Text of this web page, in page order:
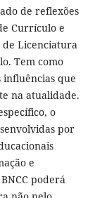
de reflexões
Currículo e
de Licenciatura
Tem como
que
na atualidade.
o
por
e
poderá